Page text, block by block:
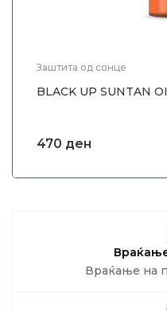
Заштита од сонце
470 ден
Враќање на